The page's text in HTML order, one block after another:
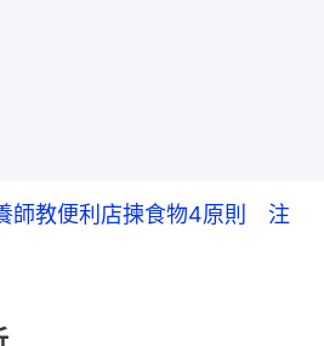
師教便利店揀食物4原則 注